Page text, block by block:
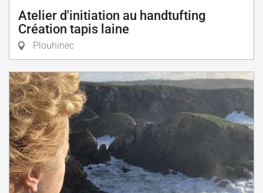
Atelier d'initiation au handtufting
Création tapis laine
Plouhinec